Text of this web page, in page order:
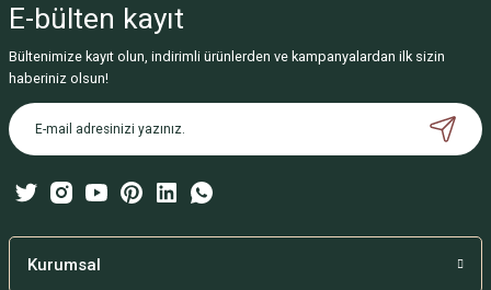
Görüş ve önerileriniz için teşekkür ederiz.
Ürün resmi kalitesiz, bozuk veya görüntülenemiyor.
Ürün açıklamasında eksik bilgiler bulunuyor.
Ürün bilgilerinde hatalar bulunuyor.
Bu ürüne benzer farklı alternatifler olmalı.
E-bülten kayıt
Bültenimize kayıt olun, indirimli ürünlerden ve kampanyalardan ilk sizin
haberiniz olsun!
Kurumsal